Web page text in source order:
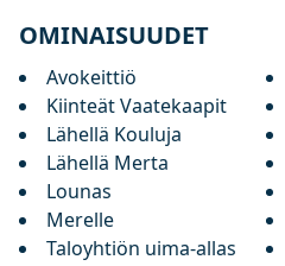
OMINAISUUDET
Avokeittiö
Kiinteät Vaatekaapit
Lähellä Kouluja
Lähellä Merta
Lounas
Merelle
Taloyhtiön uima-allas